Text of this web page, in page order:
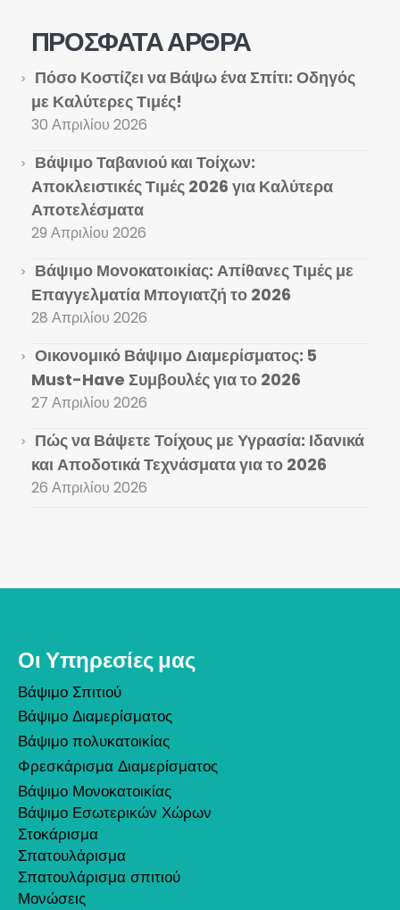
ΠΡΌΣΦΑΤΑ ΆΡΘΡΑ
Πόσο Κοστίζει να Βάψω ένα Σπίτι: Οδηγός
με Καλύτερες Τιμές!
30 Απριλίου 2026
Βάψιμο Ταβανιού και Τοίχων:
Αποκλειστικές Τιμές 2026 για Καλύτερα
Αποτελέσματα
29 Απριλίου 2026
Βάψιμο Μονοκατοικίας: Απίθανες Τιμές με
Επαγγελματία Μπογιατζή το 2026
28 Απριλίου 2026
Οικονομικό Βάψιμο Διαμερίσματος: 5
Must-Have Συμβουλές για το 2026
27 Απριλίου 2026
Πώς να Βάψετε Τοίχους με Υγρασία: Ιδανικά
και Αποδοτικά Τεχνάσματα για το 2026
26 Απριλίου 2026
Οι Υπηρεσίες μας
Βάψιμο Σπιτιού
Βάψιμο Διαμερίσματος
Βάψιμο πολυκατοικίας
Φρεσκάρισμα Διαμερίσματος
Βάψιμο Μονοκατοικίας
Βάψιμο Εσωτερικών Χώρων
Στοκάρισμα
Σπατουλάρισμα
Σπατουλάρισμα σπιτιού
Μονώσεις